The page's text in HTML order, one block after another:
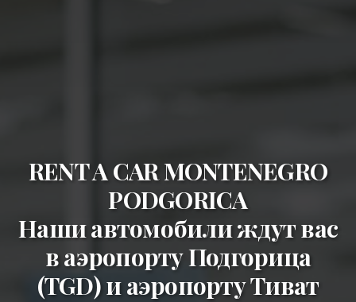
RENT A CAR MONTENEGRO
PODGORICA
Наши автомобили ждут вас
ваэропорту Подгорица
(TGD)иаэропорту Тиват